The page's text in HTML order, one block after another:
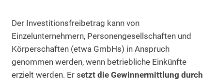
Der Investitionsfreibetrag kann von
Einzelunternehmern, Personengesellschaften und
Körperschaften (etwa GmbHs) in Anspruch
genommen werden, wenn betriebliche Einkünfte
erzielt werden. Er setzt die Gewinnermittlung durch